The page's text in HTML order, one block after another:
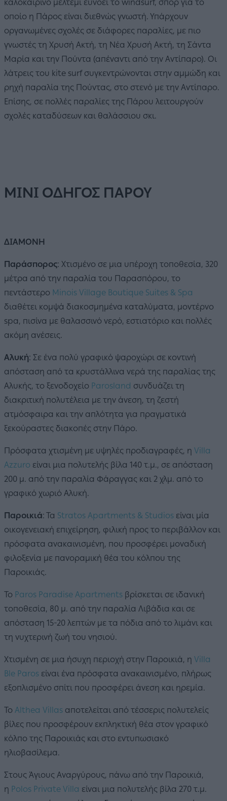
καλοκαιρινό μελτέμι ευνοεί το windsurf, σπορ για το
οποίο η Πάρος είναι διεθνώς γνωστή. Υπάρχουν
οργανωμένες σχολές σε διάφορες παραλίες, με πιο
γνωστές τη Χρυσή Ακτή, τη Νέα Χρυσή Ακτή, τη Σάντα
Μαρία και την Πούντα (απέναντι από την Αντίπαρο). Οι
λάτρεις του kite surf συγκεντρώνονται στην αμμώδη και
ρηχή παραλία της Πούντας, στο στενό με την Αντίπαρο.
Επίσης, σε πολλές παραλίες της Πάρου λειτουργούν
σχολές καταδύσεων και θαλάσσιου σκι.
ΜΙΝΙ ΟΔΗΓΟΣ ΠΑΡΟΥ
ΔΙΑΜΟΝΗ
Παράσπορος: Χτισμένο σε μια υπέροχη τοποθεσία, 320
μέτρα από την παραλία του Παρασπόρου, το
πεντάστερο Minois Village Boutique Suites & Spa
διαθέτει κομψά διακοσμημένα καταλύματα, μοντέρνο
spa, πισίνα με θαλασσινό νερό, εστιατόριο και πολλές
ακόμη ανέσεις.
Αλυκή: Σε ένα πολύ γραφικό ψαροχώρι σε κοντινή
απόσταση από τα κρυστάλλινα νερά της παραλίας της
Αλυκής, το ξενοδοχείο Parosland συνδυάζει τη
διακριτική πολυτέλεια με την άνεση, τη ζεστή
ατμόσφαιρα και την απλότητα για πραγματικά
ξεκούραστες διακοπές στην Πάρο.
Πρόσφατα χτισμένη με υψηλές προδιαγραφές, η Villa
Azzuro είναι μια πολυτελής βίλα 140 τ.μ., σε απόσταση
200 μ. από την παραλία Φάραγγας και 2 χλμ. από το
γραφικό χωριό Αλυκή.
Παροικιά: Τα Stratos Apartments & Studios είναι μία
οικογενειακή επιχείρηση, φιλική προς το περιβάλλον και
πρόσφατα ανακαινισμένη, που προσφέρει μοναδική
φιλοξενία με πανοραμική θέα του κόλπου της
Παροικιάς.
Το Paros Paradise Apartments βρίσκεται σε ιδανική
τοποθεσία, 80 μ. από την παραλία Λιβάδια και σε
απόσταση 15-20 λεπτών με τα πόδια από το λιμάνι και
τη νυχτερινή ζωή του νησιού.
Χτισμένη σε μια ήσυχη περιοχή στην Παροικιά, η Villa
Ble Paros είναι ένα πρόσφατα ανακαινισμένο, πλήρως
εξοπλισμένο σπίτι που προσφέρει άνεση και ηρεμία.
Το Althea Villas αποτελείται από τέσσερις πολυτελείς
βίλες που προσφέρουν εκπληκτική θέα στον γραφικό
κόλπο της Παροικιάς και στο εντυπωσιακό
ηλιοβασίλεμα.
Στους Άγιους Αναργύρους, πάνω από την Παροικιά,
η Polos Private Villa είναι μια πολυτελής βίλα 270 τ.μ.